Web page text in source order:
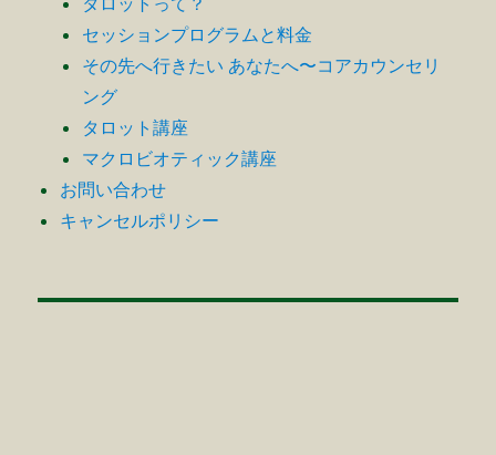
セッションプログラムと料金
その先へ行きたい あなたへ〜コアカウンセリ
ング
タロット講座
マクロビオティック講座
お問い合わせ
キャンセルポリシー